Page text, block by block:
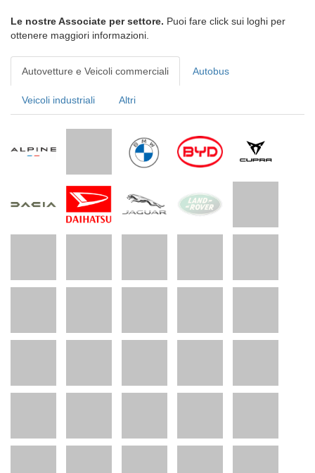
Le nostre Associate per settore. Puoi fare click sui loghi per
ottenere maggiori informazioni.
Autovetture e Veicoli commerciali Autobus
Veicoli industriali Altri